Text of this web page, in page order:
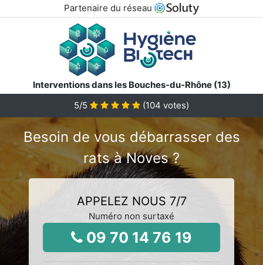
Partenaire du réseau
Interventions dans les Bouches-du-Rhône (13)
5/5 (104 votes)
Besoin de vous débarrasser des
rats à Noves ?
APPELEZ NOUS 7/7
Numéro non surtaxé
09 70 14 76 19